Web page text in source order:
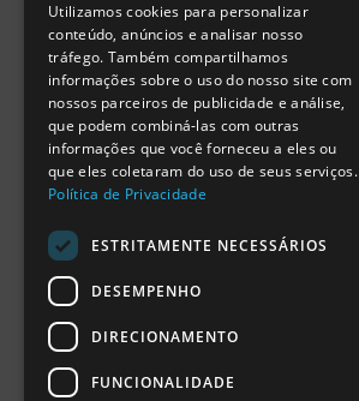
ENGLISH
SPANISH
Utilizamos cookies para personalizar
conteúdo, anúncios e analisar nosso
tráfego. Também compartilhamos
informações sobre o uso do nosso site com
nossos parceiros de publicidade e análise,
que podem combiná-las com outras
informações que você forneceu a eles ou
que eles coletaram do uso de seus serviços.
Política de Privacidade
ESTRITAMENTE NECESSÁRIOS
DESEMPENHO
DIRECIONAMENTO
FUNCIONALIDADE